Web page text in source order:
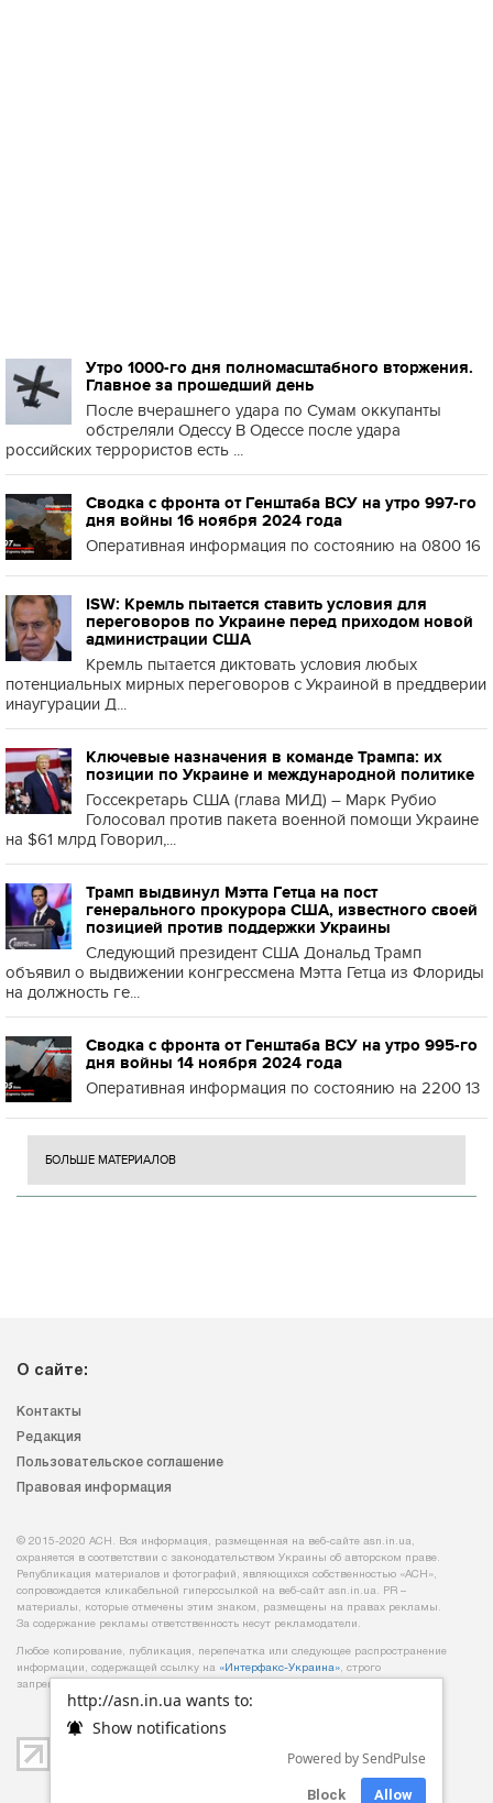
http://asn.in.ua wants to:
Show notifications
Powered by SendPulse
Block Allow
Утро 1000-го дня полномасштабного вторжения.
Главное за прошедший день
После вчерашнего удара по Сумам оккупанты
обстреляли Одессу В Одессе после удара
российских террористов есть ...
Сводка с фронта от Генштаба ВСУ на утро 997-го
дня войны 16 ноября 2024 года
Оперативная информация по состоянию на 0800 16
ISW: Кремль пытается ставить условия для
переговоров по Украине перед приходом новой
администрации США
Кремль пытается диктовать условия любых
потенциальных мирных переговоров с Украиной в преддверии
инаугурации Д...
Ключевые назначения в команде Трампа: их
позиции по Украине и международной политике
Госсекретарь США (глава МИД) – Марк Рубио
Голосовал против пакета военной помощи Украине
на $61 млрд Говорил,...
Трамп выдвинул Мэтта Гетца на пост
генерального прокурора США, известного своей
позицией против поддержки Украины
Следующий президент США Дональд Трамп
объявил о выдвижении конгрессмена Мэтта Гетца из Флориды
на должность ге...
Сводка с фронта от Генштаба ВСУ на утро 995-го
дня войны 14 ноября 2024 года
Оперативная информация по состоянию на 2200 13
БОЛЬШЕ МАТЕРИАЛОВ
О сайте:
Контакты
Редакция
Пользовательское соглашение
Правовая информация
© 2015-2020 АСН. Вся информация, размещенная на веб-сайте asn.in.ua,
охраняется в соответствии с законодательством Украины об авторском праве.
Републикация материалов и фотографий, являющихся собственностью «АСН»,
сопровождается кликабельной гиперссылкой на веб-сайт asn.іn.ua. PR –
материалы, которые отмечены этим знаком, размещены на правах рекламы.
За содержание рекламы ответственность несут рекламодатели.
Любое копирование, публикация, перепечатка или следующее распространение
информации, содержащей ссылку на «Интерфакс-Украина», строго
запрещается.